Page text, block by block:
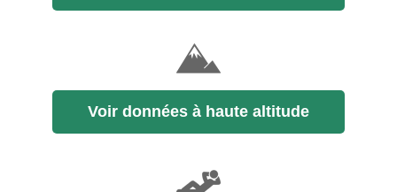
Voir données à haute altitude